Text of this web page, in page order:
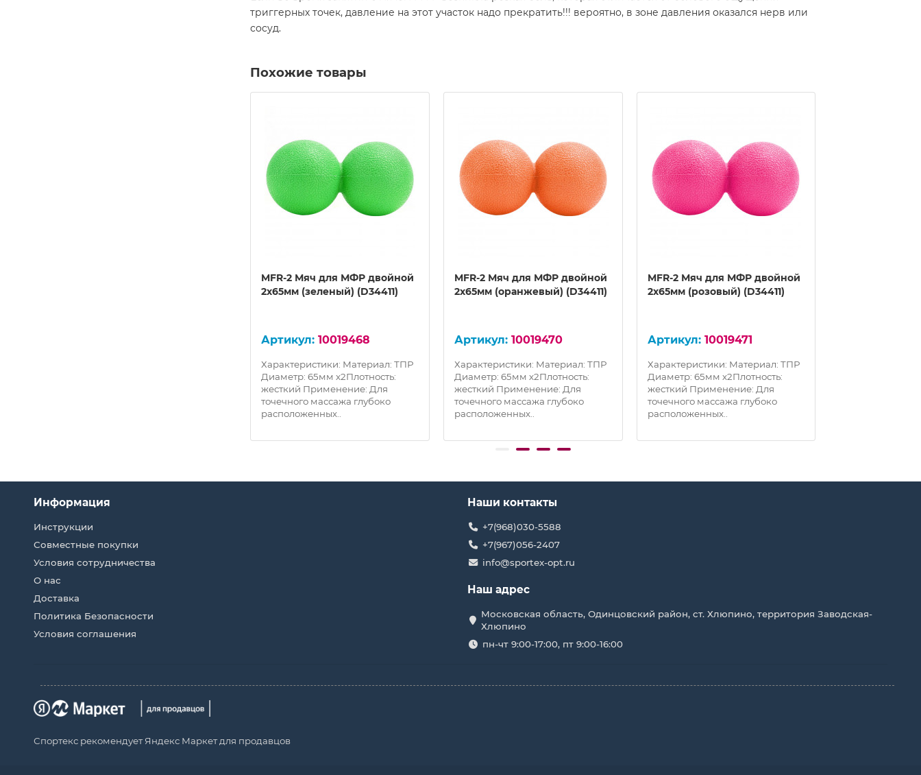
триггерных точек, давление на этот участок надо прекратить!!! вероятно, в зоне давления оказался нерв или
сосуд.
Похожие товары
MFR-2 Мяч для МФР двойной
2х65мм (зеленый) (D34411)
10019468
Характеристики: Материал: ТПР
Диаметр: 65мм х2Плотность:
жесткий Применение: Для
точечного массажа глубоко
расположенных..
MFR-2 Мяч для МФР двойной
2х65мм (оранжевый) (D34411)
10019470
Характеристики: Материал: ТПР
Диаметр: 65мм х2Плотность:
жесткий Применение: Для
точечного массажа глубоко
расположенных..
MFR-2 Мяч для МФР двойной
2х65мм (розовый) (D34411)
10019471
Характеристики: Материал: ТПР
Диаметр: 65мм х2Плотность:
жесткий Применение: Для
точечного массажа глубоко
расположенных..
Информация
Инструкции
Совместные покупки
Условия сотрудничества
О нас
Доставка
Политика Безопасности
Условия соглашения
Наши контакты
+7(968)030-5588
+7(967)056-2407
info@sportex-opt.ru
Наш адрес
Московская область, Одинцовский район, ст. Хлюпино, территория Заводская-
Хлюпино
пн-чт 9:00-17:00, пт 9:00-16:00
Спортекс рекомендует Яндекс Маркет для продавцов